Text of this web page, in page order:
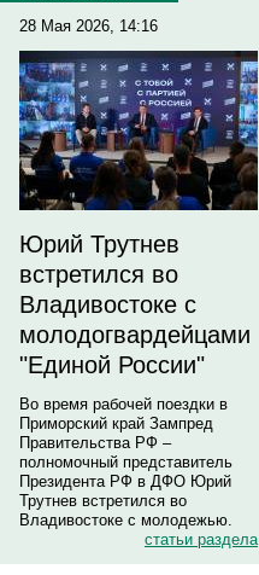
28 Мая 2026, 14:16
Юрий Трутнев
встретился во
Владивостоке с
молодогвардейцами
"Единой России"
Во время рабочей поездки в
Приморский край Зампред
Правительства РФ –
полномочный представитель
Президента РФ в ДФО Юрий
Трутнев встретился во
Владивостоке с молодежью.
статьи раздела